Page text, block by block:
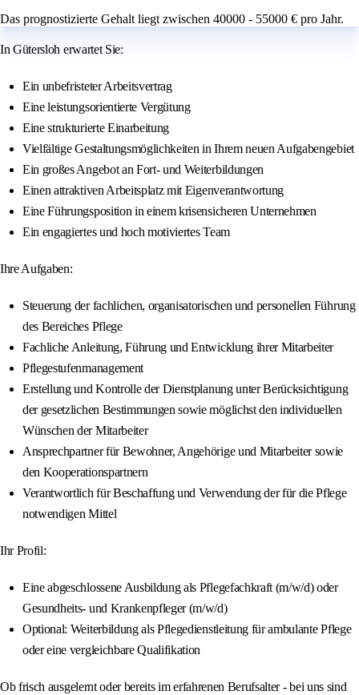
Das prognostizierte Gehalt liegt zwischen 40000 - 55000 € pro Jahr.
In Gütersloh erwartet Sie:
Ein unbefristeter Arbeitsvertrag
Eine leistungsorientierte Vergütung
Eine strukturierte Einarbeitung
Vielfältige Gestaltungsmöglichkeiten in Ihrem neuen Aufgabengebiet
Ein großes Angebot an Fort- und Weiterbildungen
Einen attraktiven Arbeitsplatz mit Eigenverantwortung
Eine Führungsposition in einem krisensicheren Unternehmen
Ein engagiertes und hoch motiviertes Team
Ihre Aufgaben:
Steuerung der fachlichen, organisatorischen und personellen Führung
des Bereiches Pflege
Fachliche Anleitung, Führung und Entwicklung ihrer Mitarbeiter
Pflegestufenmanagement
Erstellung und Kontrolle der Dienstplanung unter Berücksichtigung
der gesetzlichen Bestimmungen sowie möglichst den individuellen
Wünschen der Mitarbeiter
Ansprechpartner für Bewohner, Angehörige und Mitarbeiter sowie
den Kooperationspartnern
Verantwortlich für Beschaffung und Verwendung der für die Pflege
notwendigen Mittel
Ihr Profil:
Eine abgeschlossene Ausbildung als Pflegefachkraft (m/w/d) oder
Gesundheits- und Krankenpfleger (m/w/d)
Optional: Weiterbildung als Pflegedienstleitung für ambulante Pflege
oder eine vergleichbare Qualifikation
Ob frisch ausgelernt oder bereits im erfahrenen Berufsalter - bei uns sind